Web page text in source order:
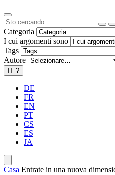
Categoria
I cui argomenti sono
Tags
Autore
IT ?
DE
FR
EN
PT
CS
ES
JA
Casa Entrate in una nuova